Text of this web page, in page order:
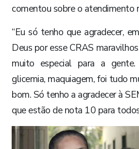
comentou sobre o atendimento
“Eu só tenho que agradecer,
Deus por esse CRAS
muito especial para a gente.
glicemia, maquiagem, foi tudo
bom. Só tenho a agradecer à
que estão de nota 10 para